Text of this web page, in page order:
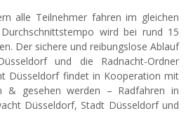
alle Teilnehmer fahren im gleichen
wird bei rund 15
Der sichere und reibungslose Ablauf
und die Radnacht-Ordner
Düsseldorf findet in Kooperation mit
& gesehen werden – Radfahren in
Düsseldorf, Stadt Düsseldorf und